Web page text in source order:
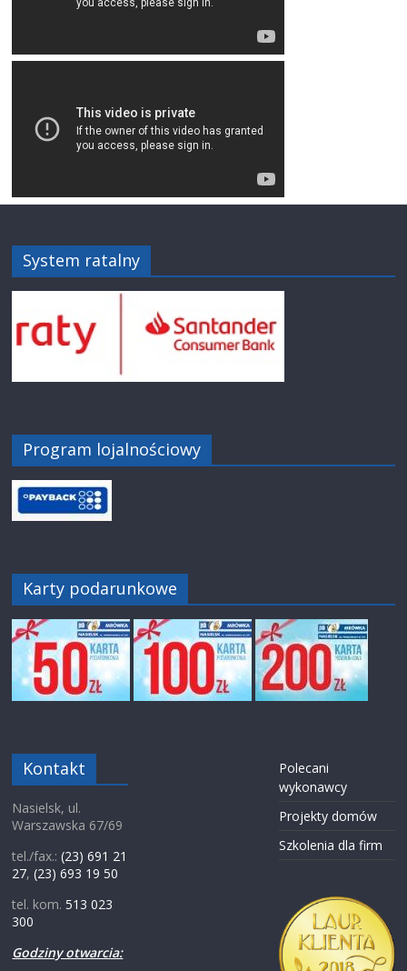
System ratalny
Program lojalnościowy
Karty podarunkowe
Kontakt
Nasielsk, ul.
Warszawska 67/69
tel./fax.:(23) 691 21
27,(23) 693 19 50
tel. kom.513 023
300
Godziny otwarcia:
Polecani
wykonawcy
Projekty domów
Szkolenia dla firm